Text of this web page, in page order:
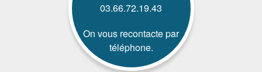
03.66.72.19.43
On vous recontacte par
téléphone.